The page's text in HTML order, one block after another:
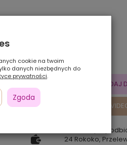
DODAJ
Płatność przy
24 Rokoko,
cookie na twoim
danych niezbędnych do
prywatności.
Zgoda